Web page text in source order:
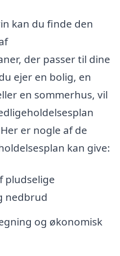
kan du finde den
der passer til dine
ejer en bolig, en
en sommerhus, vil
er nogle af de
kan give:
pludselige
nedbrud
og økonomisk